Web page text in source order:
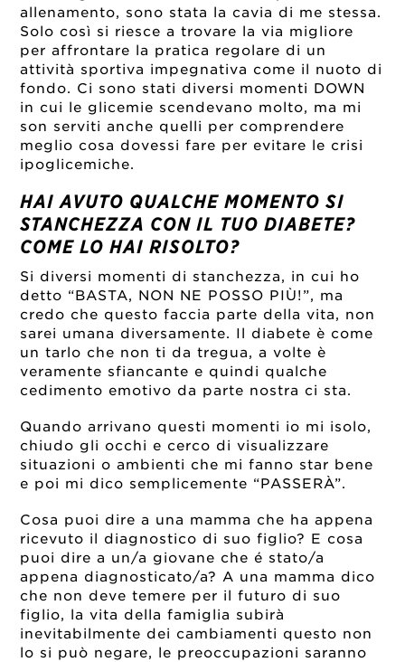
allenamento, sono stata la cavia di me stessa.
Solo così si riesce a trovare la via migliore
per affrontare la pratica regolare di un
attività sportiva impegnativa come il nuoto di
fondo. Ci sono stati diversi momenti DOWN
in cui le glicemie scendevano molto, ma mi
son serviti anche quelli per comprendere
meglio cosa dovessi fare per evitare le crisi
ipoglicemiche.
HAI AVUTO QUALCHE MOMENTO SI
STANCHEZZA CON IL TUO DIABETE?
COME LO HAI RISOLTO?
Si diversi momenti di stanchezza, in cui ho
detto “BASTA, NON NE POSSO PIÙ!”, ma
credo che questo faccia parte della vita, non
sarei umana diversamente. Il diabete è come
un tarlo che non ti da tregua, a volte è
veramente sfiancante e quindi qualche
cedimento emotivo da parte nostra ci sta.
Quando arrivano questi momenti io mi isolo,
chiudo gli occhi e cerco di visualizzare
situazioni o ambienti che mi fanno star bene
e poi mi dico semplicemente “PASSERÀ”.
Cosa puoi dire a una mamma che ha appena
ricevuto il diagnostico di suo figlio? E cosa
puoi dire a un/a giovane che é stato/a
appena diagnosticato/a?A una mamma dico
che non deve temere per il futuro di suo
figlio, la vita della famiglia subirà
inevitabilmente dei cambiamenti questo non
lo si può negare, le preoccupazioni saranno